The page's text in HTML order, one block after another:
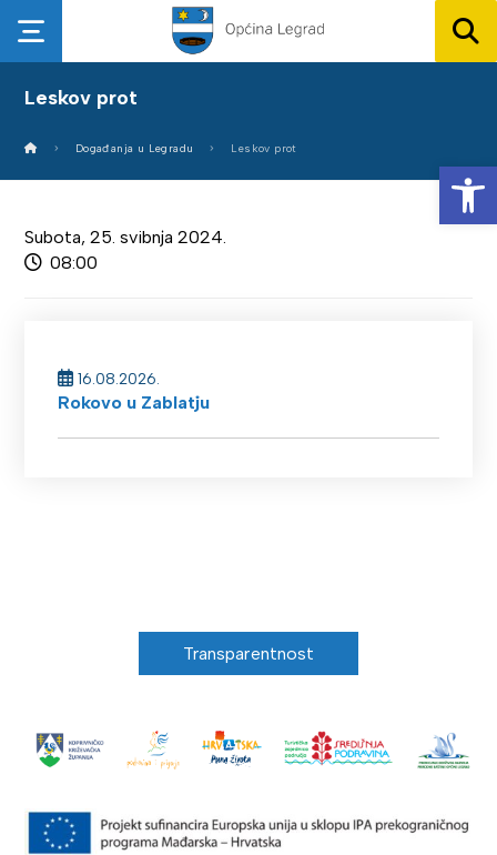
Leskov prot
Događanja u Legradu Leskov prot
Subota, 25. svibnja 2024.
08:00
16.08.2026.
Rokovo u Zablatju
Transparentnost